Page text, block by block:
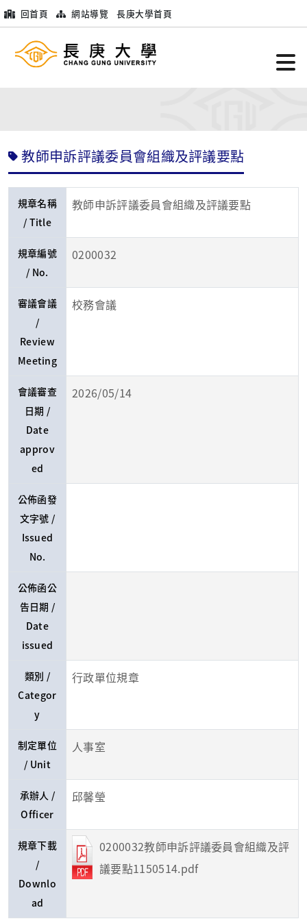
回首頁 網站導覽 長庚大學首頁
教師申訴評議委員會組織及評議要點
規章名稱
/ Title
教師申訴評議委員會組織及評議要點
規章編號
/ No.
0200032
審議會議
/
Review
Meeting
校務會議
會議審查
日期 /
Date
approv
ed
2026/05/14
公佈函發
文字號 /
Issued
No.
公佈函公
告日期 /
Date
issued
類別 /
Categor
y
行政單位規章
制定單位
/ Unit
人事室
承辦人 /
Officer
邱馨瑩
規章下載
/
Downlo
ad
0200032教師申訴評議委員會組織及評
議要點1150514.pdf